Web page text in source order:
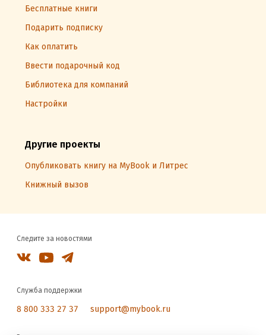
Бесплатные книги
Подарить подписку
Как оплатить
Ввести подарочный код
Библиотека для компаний
Настройки
Другие проекты
Опубликовать книгу на MyBook и Литрес
Книжный вызов
Следите за новостями
Служба поддержки
8 800 333 27 37 support@mybook.ru